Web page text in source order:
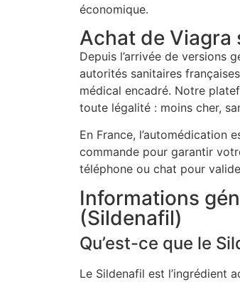
économique.
Achat de Viagra
Depuis l’arrivée de versions
autorités sanitaires
médical encadré. Notre
toute légalité : moins cher,
En France, l’automédication
commande pour garantir
téléphone ou chat pour
Informations
(Sildenafil)
Qu’est-ce que le
Le Sildenafil est l’ingrédient